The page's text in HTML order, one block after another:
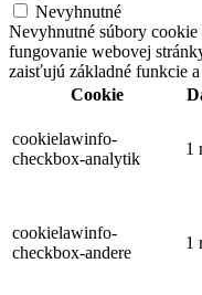
Nevyhnutné
Nevyhnutné súbory cookie
fungovanie webovej
zaisťujú základné funkcie
Cookie
cookielawinfo-
checkbox-analytik
1
cookielawinfo-
checkbox-andere
1